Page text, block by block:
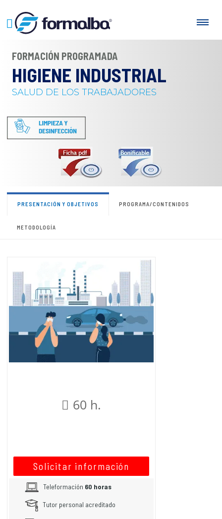
FORMACIÓN PROGRAMADA
HIGIENE INDUSTRIAL
SALUD DE LOS TRABAJADORES
PRESENTACIÓN Y OBJETIVOS PROGRAMA/CONTENIDOS
METODOLOGÍA
60 h.
Solicitar información
Teleformación 60 horas
Tutor personal acreditado